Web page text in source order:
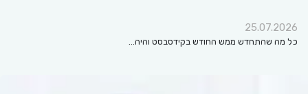
25.07.2026
כל מה שהתחדש ממש החודש בקידסבסט והיה…